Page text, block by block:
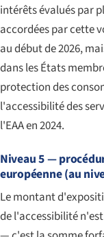
intérêts évalués par
accordées par cette
au début de 2026,
dans les États
protection des
l'accessibilité des
l'EAA en 2024.
Niveau 5 —
européenne (au
Le montant
de l'accessibilité